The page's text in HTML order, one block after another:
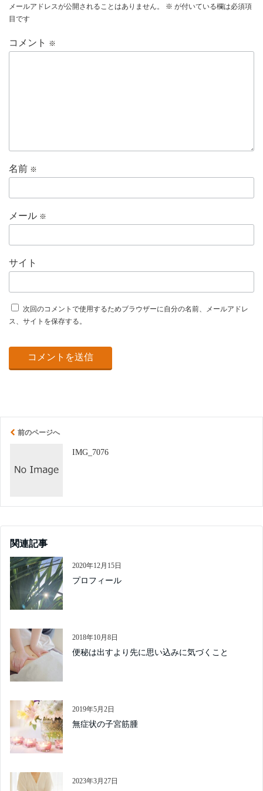
メールアドレスが公開されることはありません。 ※ が付いている欄は必須項
目です
コメント ※
名前 ※
メール ※
サイト
次回のコメントで使用するためブラウザーに自分の名前、メールアドレ
ス、サイトを保存する。
前のページへ
IMG_7076
関連記事
2020年12月15日
プロフィール
2018年10月8日
便秘は出すより先に思い込みに気づくこと
2019年5月2日
無症状の子宮筋腫
2023年3月27日